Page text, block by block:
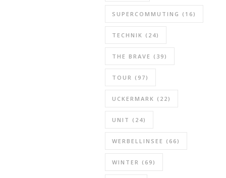
SUPERCOMMUTING (16)
TECHNIK (24)
THE BRAVE (39)
TOUR (97)
UCKERMARK (22)
UNIT (24)
WERBELLINSEE (66)
WINTER (69)